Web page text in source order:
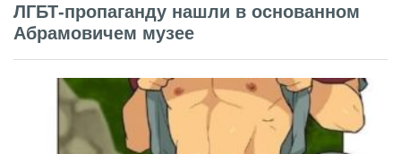
ЛГБТ-пропаганду нашли в основанном
Абрамовичем музее